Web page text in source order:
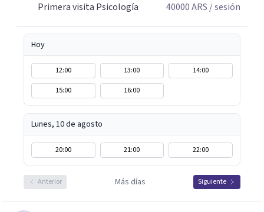
Primera visita Psicología
40000ARS / sesión
Hoy
12:00 13:00
14:00
15:00
16:00
Lunes, 10 de agosto
20:00 21:00 22:00
Anterior Más días Siguiente